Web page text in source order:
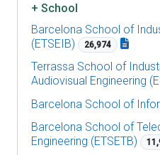
+School
Barcelona School of
(ETSEIB)
26,974
Terrassa School of
Audiovisual Engineering
Barcelona School of
Barcelona School of
Engineering (ETSETB)